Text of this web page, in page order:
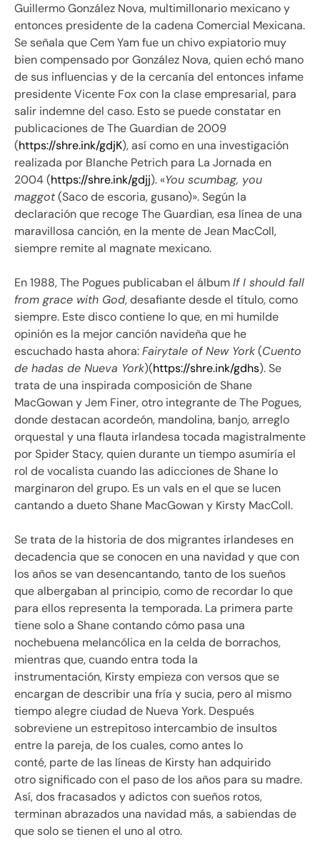
Guillermo González Nova, multimillonario mexicano y
entonces presidente de la cadena Comercial Mexicana.
Se señala que Cem Yam fue un chivo expiatorio muy
bien compensado por González Nova, quien echó mano
de sus influencias y de la cercanía del entonces infame
presidente Vicente Fox con la clase empresarial, para
salir indemne del caso. Esto se puede constatar en
publicaciones de The Guardian de 2009
(https://shre.ink/gdjK), así como en una investigación
realizada por Blanche Petrich para La Jornada en
2004 (https://shre.ink/gdjj). «You scumbag, you
maggot(Saco de escoria, gusano)». Según la
declaración que recoge The Guardian, esa línea de una
maravillosa canción, en la mente de Jean MacColl,
siempre remite al magnate mexicano.
En 1988, The Pogues publicaban el álbumIf I should fall
from grace with God, desafiante desde el título, como
siempre. Este disco contiene lo que, en mi humilde
opinión es la mejor canción navideña que he
escuchado hasta ahora:Fairytale of New York(Cuento
de hadas de Nueva York)(https://shre.ink/gdhs). Se
trata de una inspirada composición de Shane
MacGowan y Jem Finer, otro integrante de The Pogues,
donde destacan acordeón, mandolina, banjo, arreglo
orquestal y una flauta irlandesa tocada magistralmente
por Spider Stacy, quien durante un tiempo asumiría el
rol de vocalista cuando las adicciones de Shane lo
marginaron del grupo. Es un vals en el que se lucen
cantando a dueto Shane MacGowan y Kirsty MacColl.
Se trata de la historia de dos migrantes irlandeses en
decadencia que se conocen en una navidad y que con
los años se van desencantando, tanto de los sueños
que albergaban al principio, como de recordar lo que
para ellos representa la temporada. La primera parte
tiene solo a Shane contando cómo pasa una
nochebuena melancólica en la celda de borrachos,
mientras que, cuando entra toda la
instrumentación, Kirsty empieza con versos que se
encargan de describir una fría y sucia, pero al mismo
tiempo alegre ciudad de Nueva York. Después
sobreviene un estrepitoso intercambio de insultos
entre la pareja, de los cuales, como antes lo
conté, parte de las líneas de Kirsty han adquirido
otro significado con el paso de los años para su madre.
Así, dos fracasados y adictos con sueños rotos,
terminan abrazados una navidad más, a sabiendas de
que solo se tienen el uno al otro.